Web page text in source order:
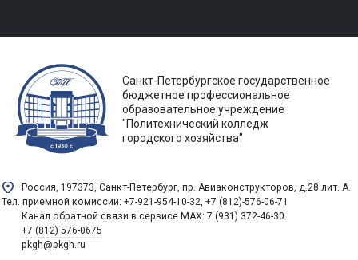
Санкт-Петербургское государственное
бюджетное профессиональное
образовательное учреждение
"Политехнический колледж
городского хозяйства"
Россия, 197373, Санкт-Петербург, пр. Авиаконструкторов, д.28 лит. A.
Тел. приемной комиссии: +7-921-954-10-32, +7 (812)-576-06-71
Канал обратной связи в сервисе MAX: 7 (931) 372-46-30
+7 (812) 576-0675
pkgh@pkgh.ru